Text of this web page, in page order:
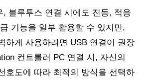
, 블루투스 연결 시에도 진동, 적응
기능을 일부 활용할 수 있지만,
하게 사용하려면 USB 연결이 권장
컨트롤러 PC 연결 시, 자신의
호도에 따라 최적의 방식을 선택하